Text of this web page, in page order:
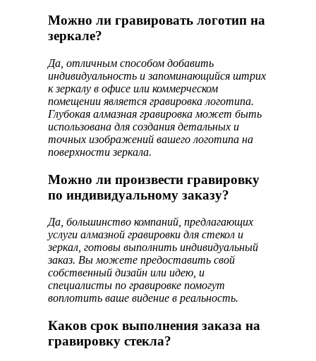
Можно ли гравировать логотип на
зеркале?
Да, отличным способом добавить
индивидуальность и запоминающийся штрих
к зеркалу в офисе или коммерческом
помещении является гравировка логотипа.
Глубокая алмазная гравировка может быть
использована для создания детальных и
точных изображений вашего логотипа на
поверхности зеркала.
Можно ли произвести гравировку
по индивидуальному заказу?
Да, большинство компаний, предлагающих
услуги алмазной гравировки для стекол и
зеркал, готовы выполнить индивидуальный
заказ. Вы можете предоставить свой
собственный дизайн или идею, и
специалисты по гравировке помогут
воплотить ваше видение в реальность.
Каков срок выполнения заказа на
гравировку стекла?